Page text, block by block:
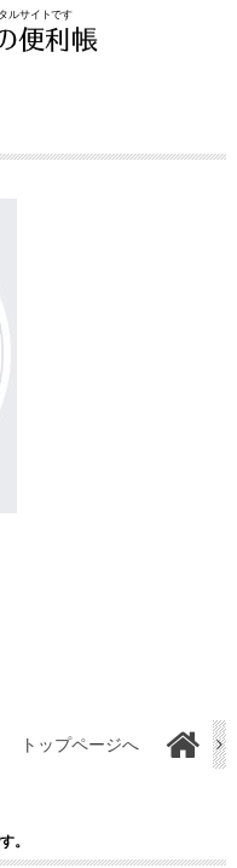
ルサイトです
トップページへ
。